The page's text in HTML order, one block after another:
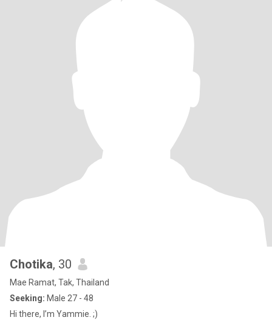
Chotika, 30
Mae Ramat, Tak, Thailand
Seeking: Male 27 - 48
Hi there, I’m Yammie. ;)